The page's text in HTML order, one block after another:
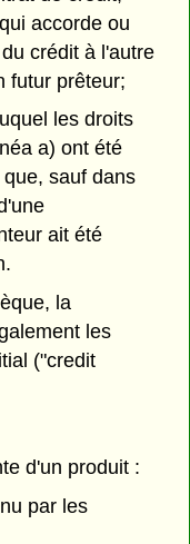
accorde ou
crédit à l'autre
futur prêteur;
les droits
a) ont été
sauf dans
ait été
la
les
("credit
d'un produit :
par les